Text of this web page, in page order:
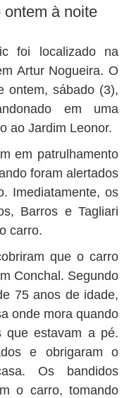
à noite
foi localizado na
Artur Nogueira. O
ontem, sábado (3),
em uma
ao Jardim Leonor.
em patrulhamento
foram alertados
Imediatamente, os
Barros e Tagliari
carro.
que o carro
Conchal. Segundo
75 anos de idade,
onde mora quando
que estavam a pé.
e obrigaram o
Os bandidos
o carro, tomando